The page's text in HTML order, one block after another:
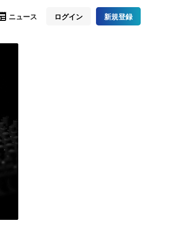
ニュース ログイン 新規登録